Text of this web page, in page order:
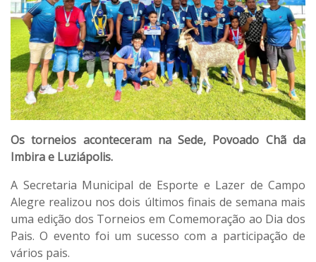
Os torneios aconteceram na Sede, Povoado Chã da
Imbira e Luziápolis.
A Secretaria Municipal de Esporte e Lazer de Campo
Alegre realizou nos dois últimos finais de semana mais
uma edição dos Torneios em Comemoração ao Dia dos
Pais. O evento foi um sucesso com a participação de
vários pais.